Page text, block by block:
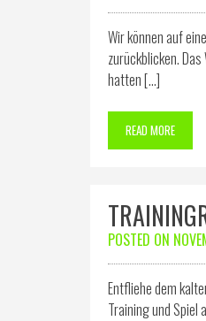
Wir können auf
zurückblicken.
hatten […]
READ MORE
POSTED ON
Entfliehe dem
Training und Spiel